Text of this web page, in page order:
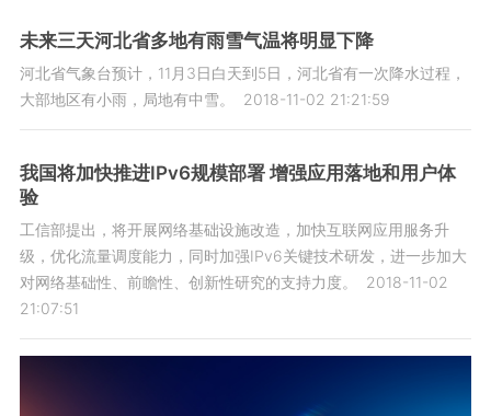
未来三天河北省多地有雨雪气温将明显下降
河北省气象台预计，11月3日白天到5日，河北省有一次降水过程，
大部地区有小雨，局地有中雪。
2018-11-02 21:21:59
我国将加快推进IPv6规模部署 增强应用落地和用户体
验
工信部提出，将开展网络基础设施改造，加快互联网应用服务升
级，优化流量调度能力，同时加强IPv6关键技术研发，进一步加大
对网络基础性、前瞻性、创新性研究的支持力度。
2018-11-02
21:07:51